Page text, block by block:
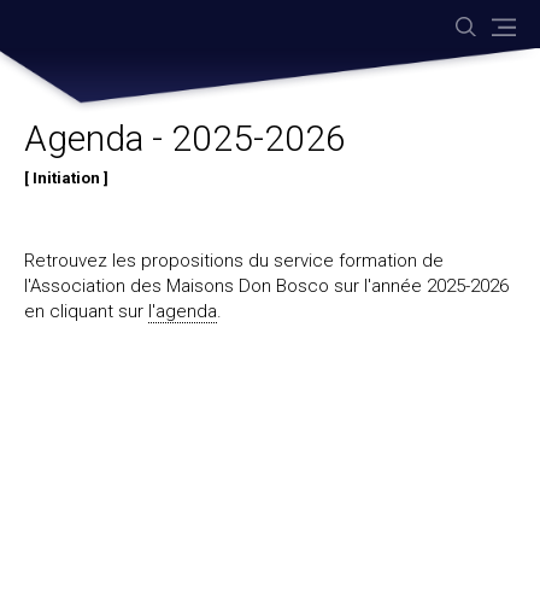
Aller
Agenda - 2025-2026
Initiation
Retrouvez les propositions du service formation de
l'Association des Maisons Don Bosco sur l'année 2025-2026
en cliquant sur l'agenda.